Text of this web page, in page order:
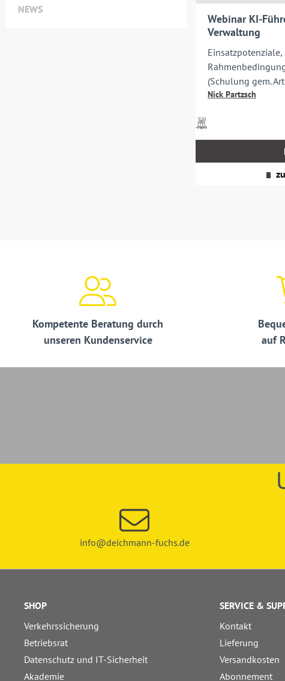
NEWS
Webinar KI-
Verwaltung
(Schulung gem.
Nick Partzsch
Preise
inkl.
Kompetente Beratung durch
unseren Kundenservice
auf
info@deichmann-fuchs.de
SHOP
Verkehrssicherung
Betriebsrat
Datenschutz und IT-Sicherheit
Akademie
SERVICE &
Kontakt
Lieferung
Versandkosten
Abonnement